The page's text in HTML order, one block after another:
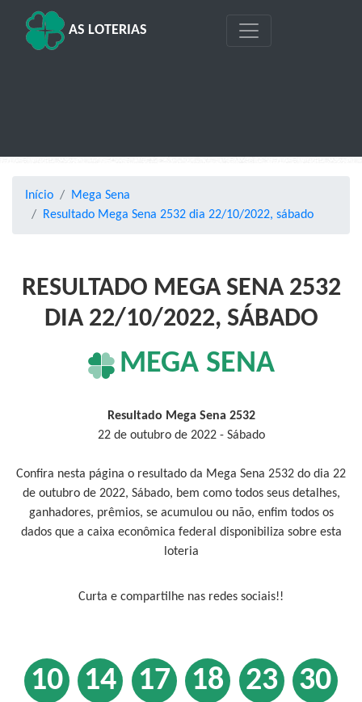
AS LOTERIAS
Início
Mega Sena
Resultado Mega Sena 2532 dia 22/10/2022, sábado
RESULTADO MEGA SENA 2532
DIA 22/10/2022, SÁBADO
MEGA SENA
Resultado Mega Sena 2532
22 de outubro de 2022 - Sábado
Confira nesta página o resultado da Mega Sena 2532 do dia 22
de outubro de 2022, Sábado, bem como todos seus detalhes,
ganhadores, prêmios, se acumulou ou não, enfim todos os
dados que a caixa econômica federal disponibiliza sobre esta
loteria
Curta e compartilhe nas redes sociais!!
10 14 17 18 23 30